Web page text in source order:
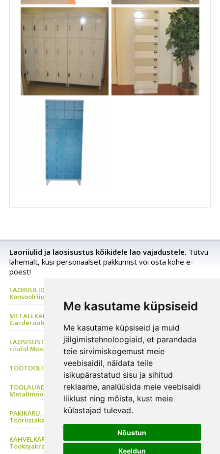
Me kasutame küpsiseid
Me kasutame küpsiseid ja muid
jälgimistehnoloogiaid, et parandada
teie sirvimiskogemust meie
veebisaidil, näidata teile
isikupärastatud sisu ja sihitud
reklaame, analüüsida meie veebisaidi
liiklust ning mõista, kust meie
külastajad tulevad.
Nõustun
Keeldun
Laoriiulid ja laosisustus kõikidele lao vajadustele. Tutvu
lähemalt, küsi personaalset pakkumist või osta kohe e-
poest!
LAORIIULID Metallriiul, Kaubaaluste riiul, Rehviriiul,
Konsoolriiul, Korrusladu
METALLKAPP Metallist Riidekapp, Kontorikapp,
Garderoobikapp, Tööriistakapp
LAOSISUSTUS, Plastkarbid, Laomööbel, PVC kardinad, Metallist
riiulid Moodulriiulid
TÖÖTOOLID Sadultoolid, Ratastaburetid, ESD tool
TÖÖLAUAD Tööstusmööbel, Töökojakapp, Perfosein, Seisulaud
Metallmööbel
PAKIKÄRU, Transpordikäru, Platvormkäru, Kaubakäru, Riiulkäru,
Tööriistakäru
KAHVELKÄRU, Virnastaja, Käärtõstuk, Tõstelaud,
Töökojakraanad